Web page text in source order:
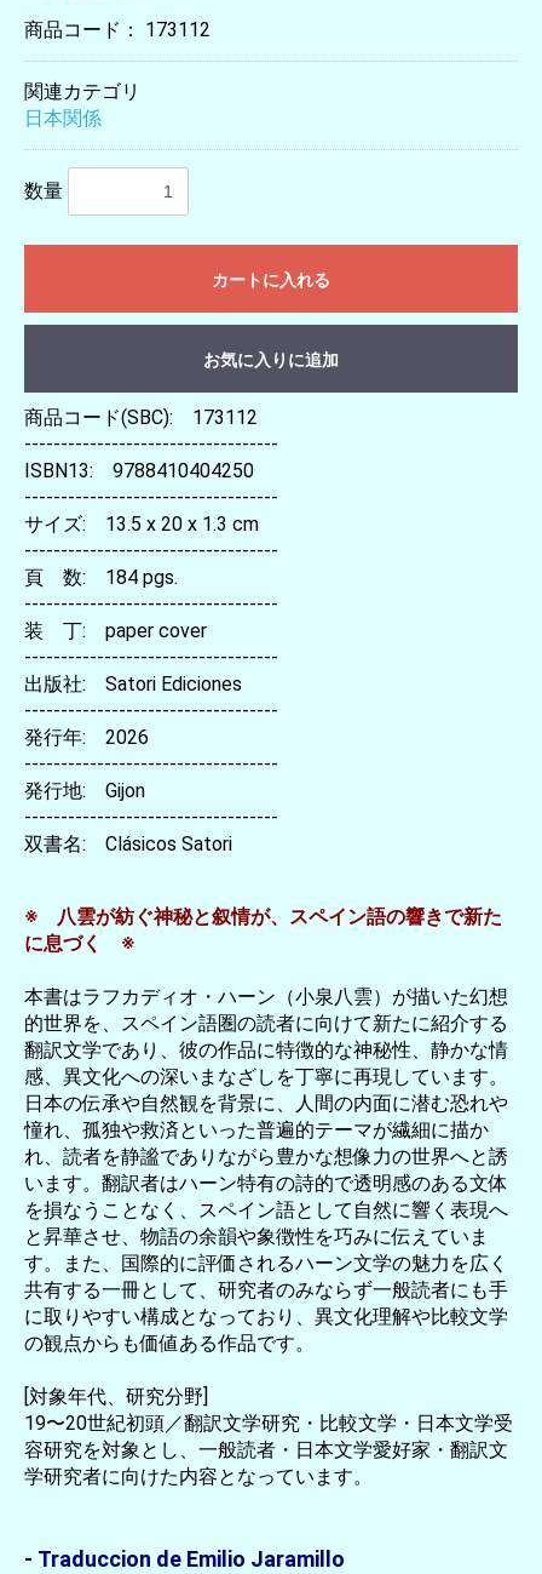
商品コード： 173112
関連カテゴリ
日本関係
数量
カートに入れる
お気に入りに追加
商品コード(SBC): 173112
-----------------------------------
ISBN13: 9788410404250
-----------------------------------
サイズ: 13.5 x 20 x 1.3 cm
-----------------------------------
頁 数: 184 pgs.
-----------------------------------
装 丁: paper cover
-----------------------------------
出版社: Satori Ediciones
-----------------------------------
発行年: 2026
-----------------------------------
発行地: Gijon
-----------------------------------
双書名: Clásicos Satori
※ 八雲が紡ぐ神秘と叙情が、スペイン語の響きで新た
に息づく ※
本書はラフカディオ・ハーン（小泉八雲）が描いた幻想
的世界を、スペイン語圏の読者に向けて新たに紹介する
翻訳文学であり、彼の作品に特徴的な神秘性、静かな情
感、異文化への深いまなざしを丁寧に再現しています。
日本の伝承や自然観を背景に、人間の内面に潜む恐れや
憧れ、孤独や救済といった普遍的テーマが繊細に描か
れ、読者を静謐でありながら豊かな想像力の世界へと誘
います。翻訳者はハーン特有の詩的で透明感のある文体
を損なうことなく、スペイン語として自然に響く表現へ
と昇華させ、物語の余韻や象徴性を巧みに伝えていま
す。また、国際的に評価されるハーン文学の魅力を広く
共有する一冊として、研究者のみならず一般読者にも手
に取りやすい構成となっており、異文化理解や比較文学
の観点からも価値ある作品です。
[対象年代、研究分野]
19〜20世紀初頭／翻訳文学研究・比較文学・日本文学受
容研究を対象とし、一般読者・日本文学愛好家・翻訳文
学研究者に向けた内容となっています。
- Traduccion de Emilio Jaramillo